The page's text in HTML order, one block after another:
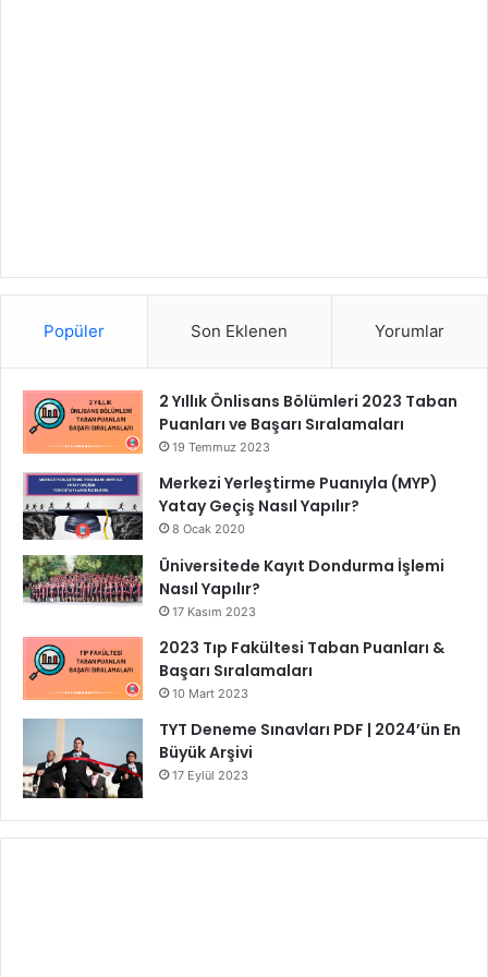
Popüler Son Eklenen Yorumlar
2 Yıllık Önlisans Bölümleri 2023 Taban
Puanları ve Başarı Sıralamaları
19 Temmuz 2023
Merkezi Yerleştirme Puanıyla (MYP)
Yatay Geçiş Nasıl Yapılır?
8 Ocak 2020
Üniversitede Kayıt Dondurma İşlemi
Nasıl Yapılır?
17 Kasım 2023
2023 Tıp Fakültesi Taban Puanları &
Başarı Sıralamaları
10 Mart 2023
TYT Deneme Sınavları PDF | 2024’ün En
Büyük Arşivi
17 Eylül 2023